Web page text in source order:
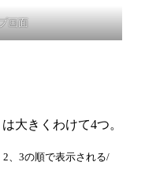
画面
大きくわけて4つ。
、3の順で表示される/